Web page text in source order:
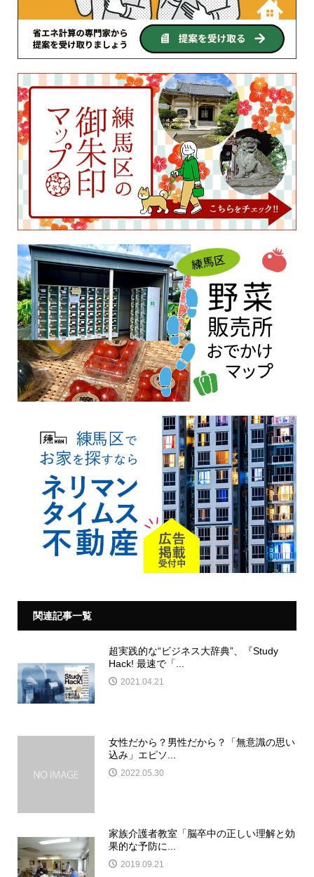
関連記事一覧
超実践的な“ビジネス大辞典”、『Study
Hack! 最速で「...
2021.04.21
女性だから？男性だから？「無意識の思い
込み」エピソ...
2022.05.30
家族介護者教室「脳卒中の正しい理解と効
果的な予防に...
2019.09.21